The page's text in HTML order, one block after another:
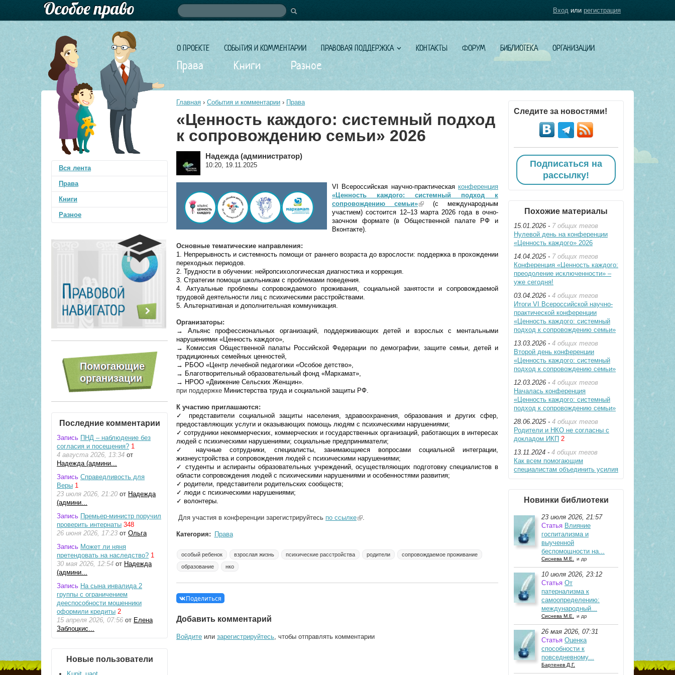
О ПРОЕКТЕ СОБЫТИЯ И КОММЕНТАРИИ ПРАВОВАЯ ПОДДЕРЖКА КОНТАКТЫ ФОРУМ БИБЛИОТЕКА ОРГАНИЗАЦИИ
Права Книги Разное
Форма поиска
Поиск Вход или регистрация
Главная › События и комментарии › Права
«Ценность каждого: системный подход
к сопровождению семьи» 2026
Надежда (администратор)
10:20, 19.11.2025
VI Всероссийская научно-практическая конференция
«Ценность каждого: системный подход к
сопровождению семьи»(link is external)
(с международным
участием) состоится 12–13 марта 2026 года в очно-
заочном формате (в Общественной палате РФ и
Вконтакте).
Основные тематические направления:
1. Непрерывность и системность помощи от раннего возраста до взрослости: поддержка в прохождении
переходных периодов.
2. Трудности в обучении: нейропсихологическая диагностика и коррекция.
3. Стратегии помощи школьникам с проблемами поведения.
4. Актуальные проблемы сопровождаемого проживания, социальной занятости и сопровождаемой
трудовой деятельности лиц с психическими расстройствами.
5. Альтернативная и дополнительная коммуникация.
Организаторы:
→ Альянс профессиональных организаций, поддерживающих детей и взрослых с ментальными
нарушениями «Ценность каждого»,
→ Комиссия Общественной палаты Российской Федерации по демографии, защите семьи, детей и
традиционных семейных ценностей,
→ РБОО «Центр лечебной педагогики «Особое детство»,
→ Благотворительный образовательный фонд «Мархамат»,
→ НРОО «Движение Сельских Женщин».
при поддержке Министерства труда и социальной защиты РФ.
К участию приглашаются:
✓ представители социальной защиты населения, здравоохранения, образования и других сфер,
предоставляющих услуги и оказывающих помощь людям с психическими нарушениями;
✓ сотрудники некоммерческих, коммерческих и государственных организаций, работающих в интересах
людей с психическими нарушениями; социальные предприниматели;
✓ научные сотрудники, специалисты, занимающиеся вопросами социальной интеграции,
жизнеустройства и сопровождения людей с психическими нарушениями;
✓ студенты и аспиранты образовательных учреждений, осуществляющих подготовку специалистов в
области сопровождения людей с психическими нарушениями и особенностями развития;
✓ родители, представители родительских сообществ;
✓ люди с психическими нарушениями;
✓ волонтеры.
Для участия в конференции зарегистрируйтесь по ссылке(link is external)
.
Категория: Права
особый ребенок взрослая жизнь психические расстройства родители
сопровождаемое проживание
образование
нко
Поделиться
Добавить комментарий
Войдите или зарегистрируйтесь , чтобы отправлять комментарии
Вся лента
Права
Книги
Разное
Последние комментарии
Запись ПНД – наблюдение без
согласия и посещения? 1
4 августа 2026, 13:34 от
Надежда (админи...
Запись Справедливость для
Веры 1
23 июля 2026, 21:20 от Надежда
(админи...
Запись Премьер-министр поручил
проверить интернаты 348
26 июня 2026, 17:23 от Ольга
Запись Может ли няня
претендовать на наследство? 1
30 мая 2026, 12:54 от Надежда
(админи...
Запись На сына инвалида 2
группы с ограничением
дееспособности мошенники
оформили кредиты 2
15 апреля 2026, 07:56 от Елена
Заблоцкис...
Новые пользователи
Следите за новостями!
Подписаться на
рассылку!
Похожие материалы
15.01.2026 - 7 общих тегов
Нулевой день на конференции
«Ценность каждого» 2026
14.04.2025 - 7 общих тегов
Конференция «Ценность каждого:
преодоление исключенности» –
уже сегодня!
03.04.2026 - 4 общих тегов
Итоги VI Всероссийской научно-
практической конференции
«Ценность каждого: системный
подход к сопровождению семьи»
13.03.2026 - 4 общих тегов
Второй день конференции
«Ценность каждого: системный
подход к сопровождению семьи»
12.03.2026 - 4 общих тегов
Началась конференция
«Ценность каждого: системный
подход к сопровождению семьи»
28.06.2025 - 4 общих тегов
Родители и НКО не согласны с
докладом ИКП 2
13.11.2024 - 4 общих тегов
Как всем помогающим
специалистам объединить усилия
Новинки библиотеки
23 июля 2026, 21:57
Статья Влияние
госпитализма и
выученной
беспомощности на...
Сиснева М.Е. и др
10 июля 2026, 23:12
Статья От
патернализма к
самоопределению:
международный...
Сиснева М.Е. и др
26 мая 2026, 07:31
Статья Оценка
способности к
повседневному...
Бартенев Д.Г.